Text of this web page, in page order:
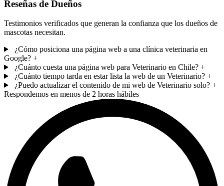
Reseñas de Dueños
Testimonios verificados que generan la confianza que los dueños de
mascotas necesitan.
¿Cómo posiciona una página web a una clínica veterinaria en
Google? +
¿Cuánto cuesta una página web para Veterinario en Chile? +
¿Cuánto tiempo tarda en estar lista la web de un Veterinario? +
¿Puedo actualizar el contenido de mi web de Veterinario solo? +
Respondemos en menos de 2 horas hábiles